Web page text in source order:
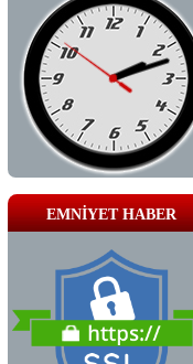
EMNİYET HABER